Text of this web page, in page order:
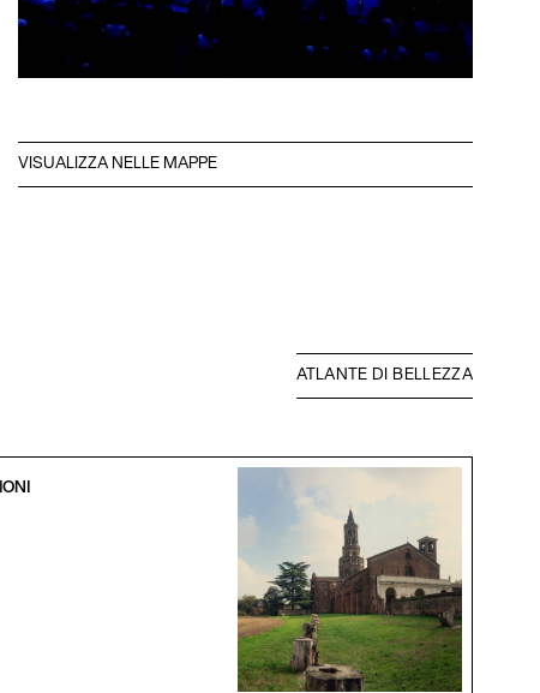
VISUALIZZA NELLE MAPPE
ATLANTE DI BELLEZZA